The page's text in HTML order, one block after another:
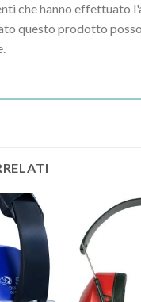
che hanno effettuato
questo prodotto